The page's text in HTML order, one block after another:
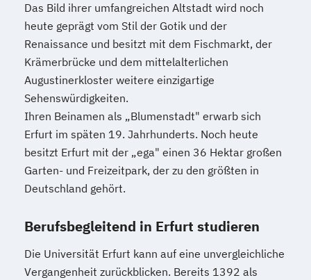
Das Bild ihrer umfangreichen Altstadt wird noch
heute geprägt vom Stil der Gotik und der
Renaissance und besitzt mit dem Fischmarkt, der
Krämerbrücke und dem mittelalterlichen
Augustinerkloster weitere einzigartige
Sehenswürdigkeiten.
Ihren Beinamen als „Blumenstadt" erwarb sich
Erfurt im späten 19. Jahrhunderts. Noch heute
besitzt Erfurt mit der „ega" einen 36 Hektar großen
Garten- und Freizeitpark, der zu den größten in
Deutschland gehört.
Berufsbegleitend in Erfurt studieren
Die Universität Erfurt kann auf eine unvergleichliche
Vergangenheit zurückblicken. Bereits 1392 als